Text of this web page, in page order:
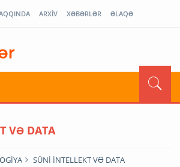
ARXİV XƏBƏRLƏR ƏLAQƏ
VƏ DATA
SÜNİ İNTELLEKT VƏ DATA